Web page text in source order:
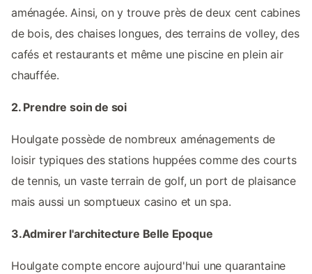
aménagée. Ainsi, on y trouve près de deux cent cabines
de bois, des chaises longues, des terrains de volley, des
cafés et restaurants et même une piscine en plein air
chauffée.
2. Prendre soin de soi
Houlgate possède de nombreux aménagements de
loisir typiques des stations huppées comme des courts
de tennis, un vaste terrain de golf, un port de plaisance
mais aussi un somptueux casino et un spa.
3.Admirer l'architecture Belle Epoque
Houlgate compte encore aujourd'hui une quarantaine